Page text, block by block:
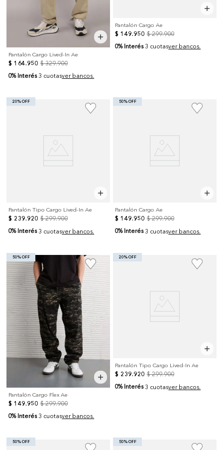
Pantalón Cargo Lived-In Ae
$ 164.950 $ 329.900
0% Interés 3 cuotasver bancos.
Pantalón Cargo Ae
$ 149.950 $ 299.900
0% Interés 3 cuotasver bancos.
20% OFF
Pantalón Tipo Cargo Lived-In Ae
$ 239.920 $ 299.900
0% Interés 3 cuotasver bancos.
50% OFF
Pantalón Cargo Ae
$ 149.950 $ 299.900
0% Interés 3 cuotasver bancos.
50% OFF
Pantalón Cargo Flex Ae
$ 149.950 $ 299.900
0% Interés 3 cuotasver bancos.
20% OFF
Pantalón Tipo Cargo Lived-In Ae
$ 239.920 $ 299.900
0% Interés 3 cuotasver bancos.
50% OFF 50% OFF